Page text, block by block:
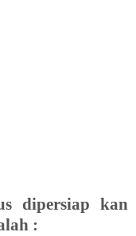
dipersiap kan
: